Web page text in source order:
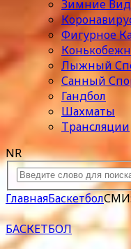
Зимние
Фигурное
Лыжный
Санный
Гандбол
Шахматы
Трансляции
NR
ГлавнаяБаскетболСМИ:
БАСКЕТБОЛ